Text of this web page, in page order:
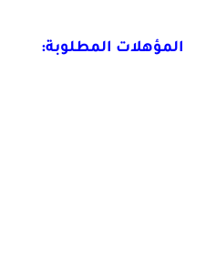
المؤهلات المطلوبة: